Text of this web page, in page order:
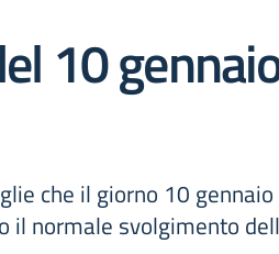
10
che il giorno 10 gennaio
il normale svolgimento